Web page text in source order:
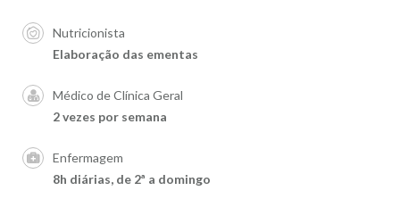
Nutricionista
Elaboração das ementas
Médico de Clínica Geral
2 vezes por semana
Enfermagem
8h diárias, de 2ª a domingo